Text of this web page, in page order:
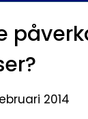
2014